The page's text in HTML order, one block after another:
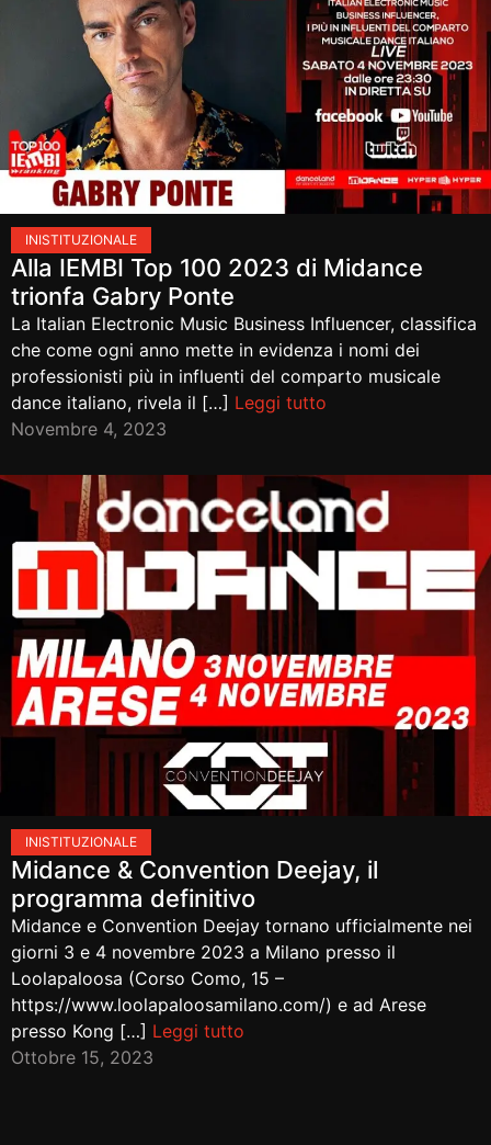
INISTITUZIONALE
Alla IEMBI Top 100 2023 di Midance
trionfa Gabry Ponte
La Italian Electronic Music Business Influencer, classifica
che come ogni anno mette in evidenza i nomi dei
professionisti più in influenti del comparto musicale
dance italiano, rivela il […] Leggi tutto
Novembre 4, 2023
INISTITUZIONALE
Midance & Convention Deejay, il
programma definitivo
Midance e Convention Deejay tornano ufficialmente nei
giorni 3 e 4 novembre 2023 a Milano presso il
Loolapaloosa (Corso Como, 15 –
https://www.loolapaloosamilano.com/) e ad Arese
presso Kong […] Leggi tutto
Ottobre 15, 2023